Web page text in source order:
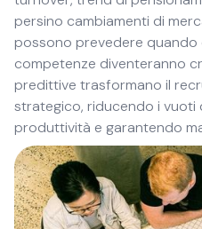
persino cambiamenti di
possono prevedere
competenze diventeranno
predittive trasformano il
strategico, riducendo i vuoti
produttività e garantendo